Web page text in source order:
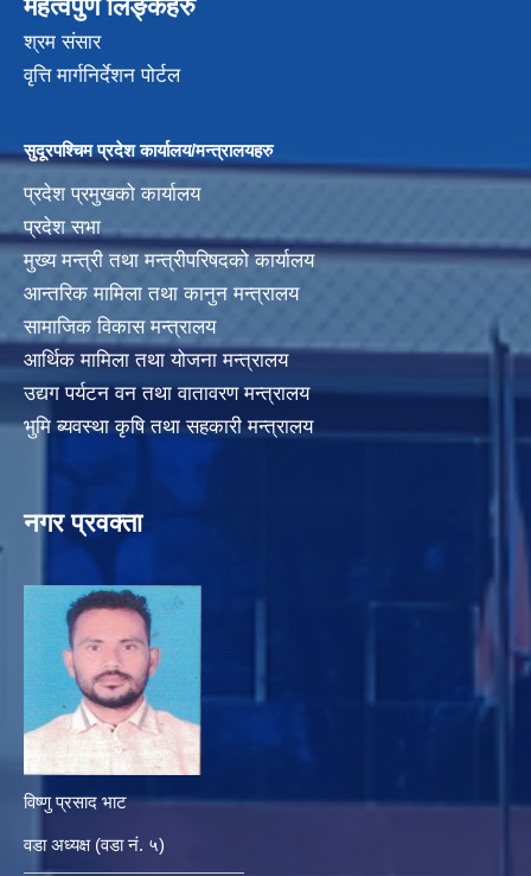
महत्वपुर्ण लिङ्कहरु
श्रम संसार
वृत्ति मार्गनिर्देशन पोर्टल
सुदूरपश्चिम प्रदेश कार्यालय/मन्त्रालयहरु
प्रदेश प्रमुखको कार्यालय
प्रदेश सभा
मुख्य मन्त्री तथा मन्त्रीपरिषदको कार्यालय
आन्तरिक मामिला तथा कानुन मन्त्रालय
सामाजिक विकास मन्त्रालय
आर्थिक मामिला तथा योजना मन्त्रालय
उद्यग पर्यटन वन तथा वातावरण मन्त्रालय
भुमि ब्यवस्था कृषि तथा सहकारी मन्त्रालय
नगर प्रवक्ता
विष्णु प्रसाद भाट
वडा अध्यक्ष (वडा नं. ५)